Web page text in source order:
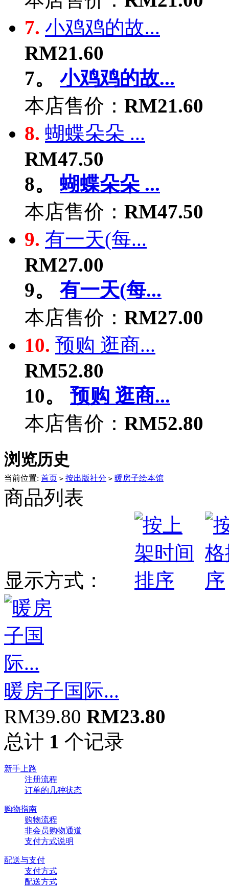
7. 小鸡鸡的故...
RM21.60
7。
小鸡鸡的故...
本店售价： RM21.60
8. 蝴蝶朵朵 ...
RM47.50
8。
蝴蝶朵朵 ...
本店售价： RM47.50
9. 有一天(每...
RM27.00
9。
有一天(每...
本店售价： RM27.00
10. 预购 逛商...
RM52.80
10。
预购 逛商...
本店售价： RM52.80
浏览历史
当前位置: 首页 > 按出版社分 > 暖房子绘本馆
商品列表
显示方式：
暖房子国际...
RM39.80 RM23.80
总计 1 个记录
新手上路
注册流程
订单的几种状态
购物指南
购物流程
非会员购物通道
支付方式说明
配送与支付
支付方式
配送方式